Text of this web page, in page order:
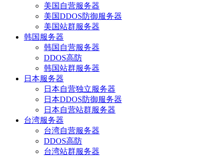
美国自营服务器
美国DDOS防御服务器
美国站群服务器
韩国服务器
韩国自营服务器
DDOS高防
韩国站群服务器
日本服务器
日本自营独立服务器
日本DDOS防御服务器
日本自营站群服务器
台湾服务器
台湾自营服务器
DDOS高防
台湾站群服务器